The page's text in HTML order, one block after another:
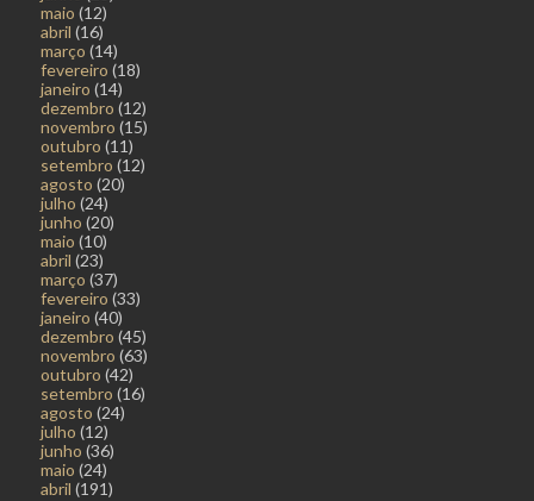
maio (12)
abril (16)
março (14)
fevereiro (18)
janeiro (14)
dezembro (12)
novembro (15)
outubro (11)
setembro (12)
agosto (20)
julho (24)
junho (20)
maio (10)
abril (23)
março (37)
fevereiro (33)
janeiro (40)
dezembro (45)
novembro (63)
outubro (42)
setembro (16)
agosto (24)
julho (12)
junho (36)
maio (24)
abril (191)